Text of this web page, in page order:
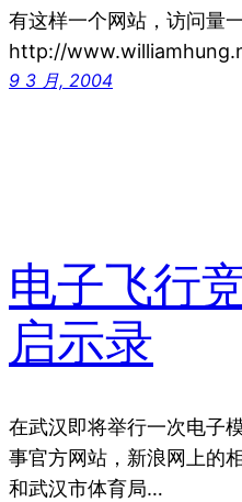
有这样一个网站，访问量
http://
9 3 月, 2004
电子飞行
启示录
在武汉即将举行一次电子
事官方网站，新浪网上的
和武汉市体育局…